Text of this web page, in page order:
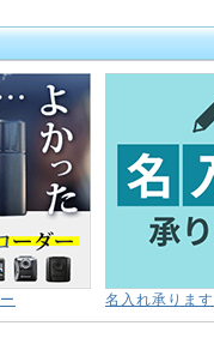
名入れ承ります